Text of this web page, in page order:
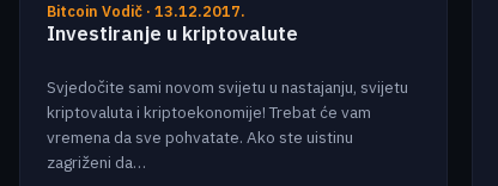
Bitcoin Vodič · 13.12.2017.
Investiranje u kriptovalute
Svjedočite sami novom svijetu u nastajanju, svijetu
kriptovaluta i kriptoekonomije! Trebat će vam
vremena da sve pohvatate. Ako ste uistinu
zagriženi da…